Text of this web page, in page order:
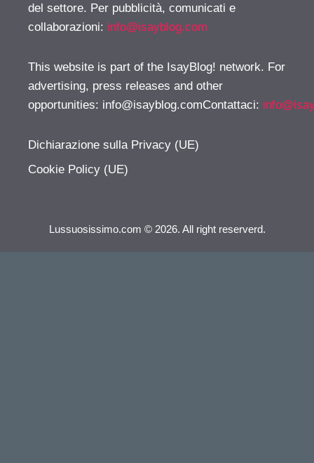
del settore. Per pubblicità, comunicati e
collaborazioni: info@isayblog.com
This website is part of the IsayBlog! network. For
advertising, press releases and other
opportunities: info@isayblog.comContattaci:
Dichiarazione sulla Privacy (UE)
Cookie Policy (UE)
Lussuosissimo.com © 2026. All right reserverd.